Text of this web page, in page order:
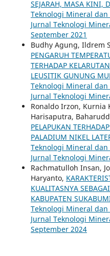
SEJARAH, MASA KINI,
Teknologi Mineral dan
Jurnal Teknologi
September 2021
Budhy Agung, Ildrem
PENGARUH
TERHADAP
LEUSITIK GUNUNG
Teknologi Mineral dan
Jurnal Teknologi
Ronaldo Irzon, Kurnia
Harisaputra,
PELAPUKAN
PALADIUM NIKEL
Teknologi Mineral dan
Jurnal Teknologi
Rachmatulloh Insan,
Haryanto,
KUALITASNYA
KABUPATEN
Teknologi Mineral dan
Jurnal Teknologi
September 2024